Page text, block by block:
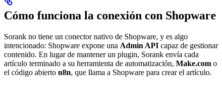
Cómo funciona la conexión con Shopware
Sorank no tiene un conector nativo de Shopware, y es algo
intencionado: Shopware expone una Admin API capaz de gestionar
contenido. En lugar de mantener un plugin, Sorank envía cada
artículo terminado a su herramienta de automatización, Make.com o
el código abierto n8n, que llama a Shopware para crear el artículo.